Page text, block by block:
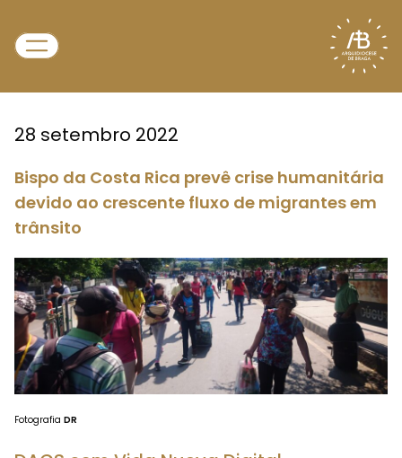
28 setembro 2022
Bispo da Costa Rica prevê crise humanitária
devido ao crescente fluxo de migrantes em
trânsito
Fotografia DR